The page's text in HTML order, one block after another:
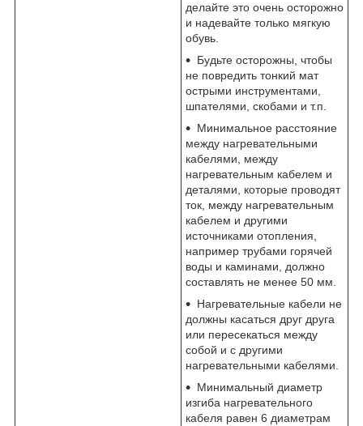
делайте это очень осторожно
и надевайте только мягкую
обувь.
Будьте осторожны, чтобы
не повредить тонкий мат
острыми инструментами,
шпателями, скобами и т.п.
Минимальное расстояние
между нагревательными
кабелями, между
нагревательным кабелем и
деталями, которые проводят
ток, между нагревательным
кабелем и другими
источниками отопления,
например трубами горячей
воды и каминами, должно
составлять не менее 50 мм.
Нагревательные кабели не
должны касаться друг друга
или пересекаться между
собой и с другими
нагревательными кабелями.
Минимальный диаметр
изгиба нагревательного
кабеля равен 6 диаметрам